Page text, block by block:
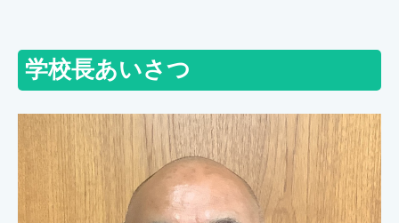
学校長あいさつ